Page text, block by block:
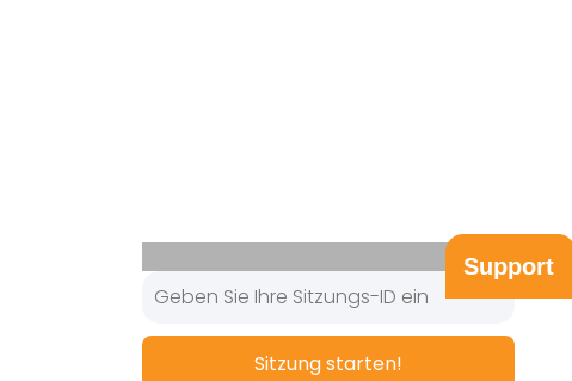
Sitzung starten!
Support